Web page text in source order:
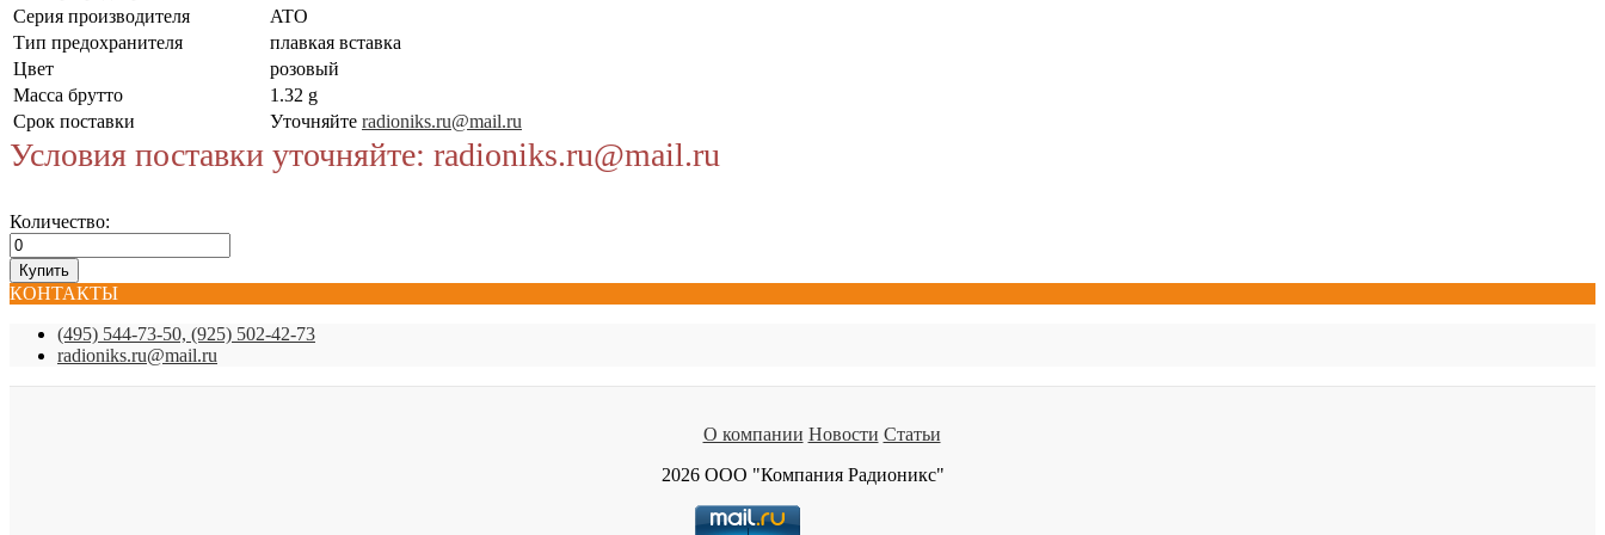
Серия производителя
ATO
Тип предохранителя
плавкая вставка
Цвет
розовый
Масса брутто
1.32 g
Срок поставки
Уточняйте radioniks.ru@mail.ru
Условия поставки уточняйте: radioniks.ru@mail.ru
Количество:
КОНТАКТЫ
(495) 544-73-50, (925) 502-42-73
radioniks.ru@mail.ru
О компании Новости Статьи
2026 ООО "Компания Радионикс"